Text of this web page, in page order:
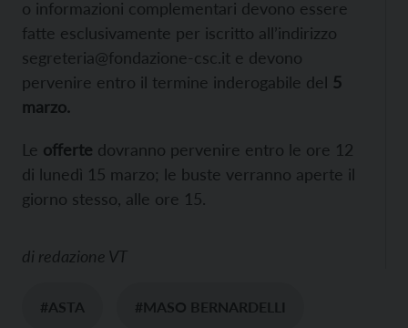
o informazioni complementari devono essere
fatte esclusivamente per iscritto all’indirizzo
segreteria@fondazione-csc.it e devono
pervenire entro il termine inderogabile del 5
marzo.
Le offerte dovranno pervenire entro le ore 12
di lunedì 15 marzo; le buste verranno aperte il
giorno stesso, alle ore 15.
di redazione VT
#ASTA #MASO BERNARDELLI